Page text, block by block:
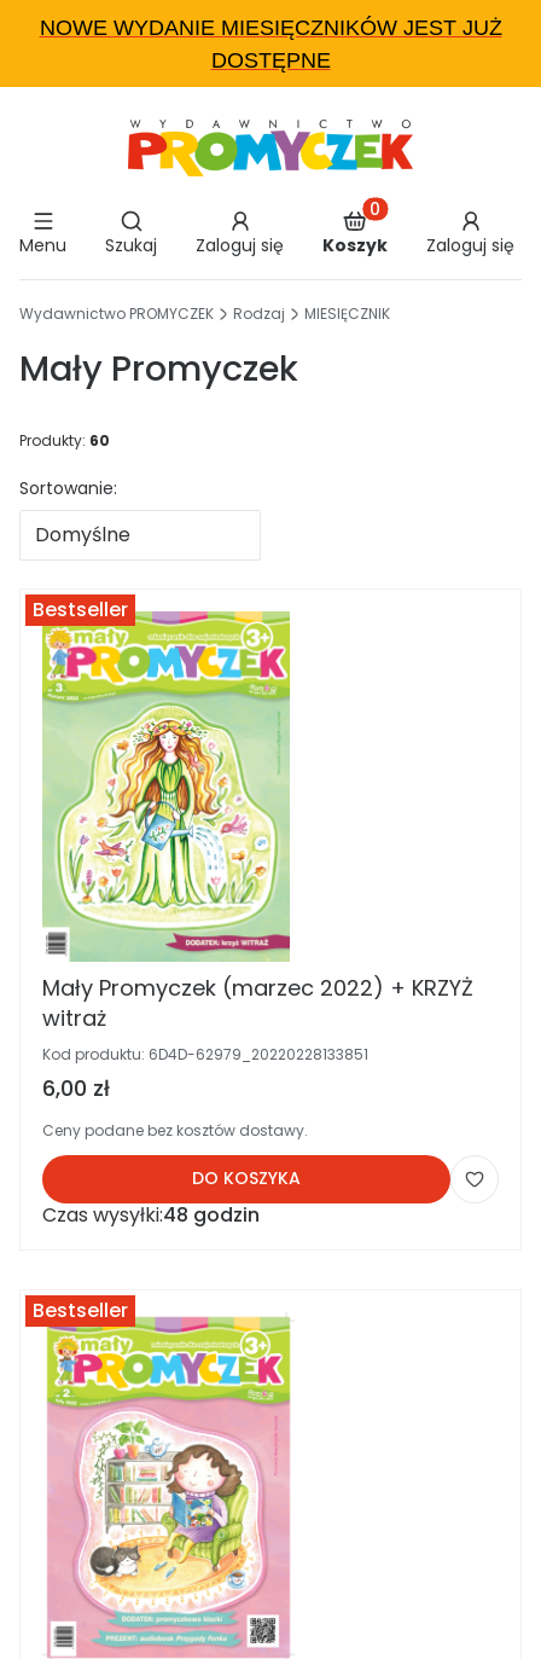
NOWE WYDANIE MIESIĘCZNIKÓW JEST JUŻ
DOSTĘPNE
Menu
Otwórz wyszukiwarkę
Szukaj Zaloguj się
Produkty w
Koszyk Zaloguj się
Wydawnictwo PROMYCZEK Rodzaj MIESIĘCZNIK
Mały Promyczek
Produkty: 60
Lista produktów
Sortowanie:
Domyślne
Bestseller
Mały Promyczek (marzec 2022) + KRZYŻ
witraż
Kod produktu: 6D4D-62979_20220228133851
Cena brutto
6,00 zł
Ceny podane bez kosztów dostawy.
DO KOSZYKA
Czas wysyłki:48 godzin
Bestseller